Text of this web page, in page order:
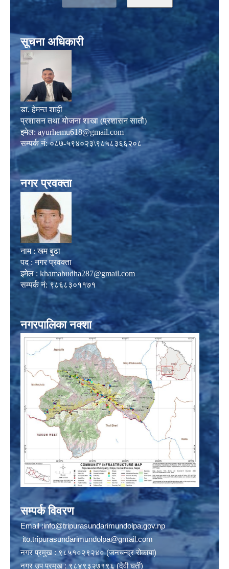
सूचना अधिकारी
डा. हेमन्त शाही
प्रशासन तथा योजना शाखा (प्रशासन सातौ)
इमेल: ayurhemu618@gmail.com
सम्पर्क नं: ०८७-५९४०२३\९८५८३६६२०८
नगर प्रवक्ता
नाम : खम बुढा
पद : नगर प्रवक्ता
इमेल : khamabudha287@gmail.com
सम्पर्क नं: ९८६८३०११७१
नगरपालिका नक्शा
सम्पर्क विवरण
Email :info@tripurasundarimundolpa.gov.np
ito.tripurasundarimundolpa@gmail.com
नगर प्रमुख : ९८५१०२९२४० (जनचन्द्र रोकाया)
नगर उप प्रमुख : ९८४९३२७१९६ (देवी घर्ती)